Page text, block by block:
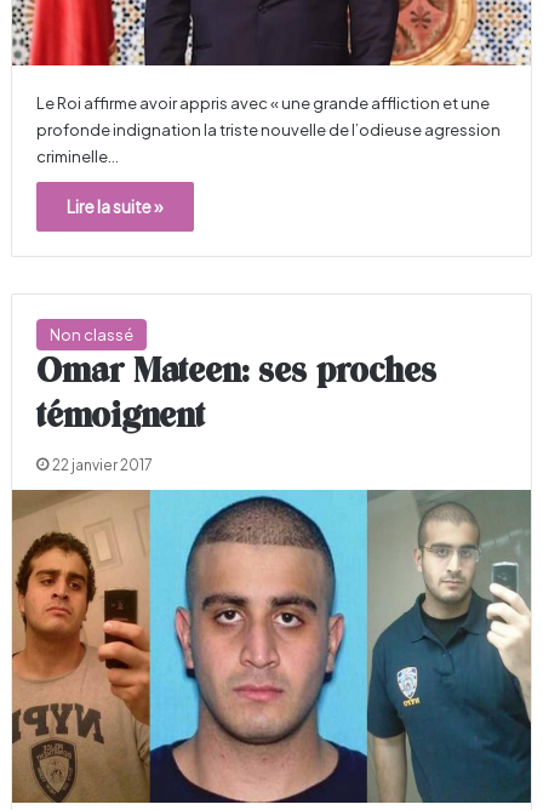
Le Roi affirme avoir appris avec « une grande affliction et une
profonde indignation la triste nouvelle de l’odieuse agression
criminelle…
Lire la suite »
Non classé
Omar Mateen: ses proches
témoignent
22 janvier 2017